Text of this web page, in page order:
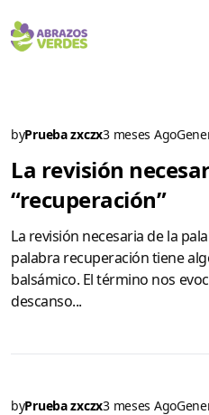
byPrueba zxczx3 meses Ago
La revisión
“recuperación”
La revisión necesaria de la
palabra recuperación tiene
balsámico. El término nos
descanso...
byPrueba zxczx3 meses Ago